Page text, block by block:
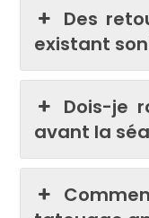
Des
existant
Dois-je
avant la